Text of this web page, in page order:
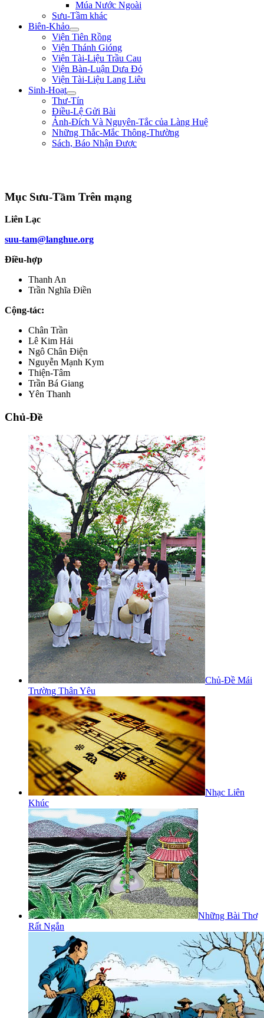
Múa Nước Ngoài
Sưu-Tầm khác
Biên-Khảo
Viện Tiên Rồng
Viện Thánh Gióng
Viện Tài-Liệu Trầu Cau
Viện Bàn-Luận Dưa Đỏ
Viện Tài-Liệu Lang Liêu
Sinh-Hoạt
Thư-Tín
Điều-Lệ Gửi Bài
Ảnh-Đích Và Nguyên-Tắc của Làng Huệ
Những Thắc-Mắc Thông-Thường
Sách, Báo Nhận Được
Mục Sưu-Tầm Trên mạng
Liên Lạc
suu-tam@langhue.org
Điều-hợp
Thanh An
Trần Nghĩa Điền
Cộng-tác:
Chân Trần
Lê Kim Hải
Ngô Chân Điện
Nguyễn Mạnh Kym
Thiện-Tâm
Trần Bá Giang
Yên Thanh
Chủ-Đề
Chủ-Đề Mái
Trường Thân Yêu
Nhạc Liên
Khúc
Những Bài Thơ
Rất Ngắn